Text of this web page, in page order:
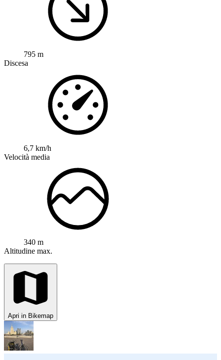
795 m
Discesa
6,7 km/h
Velocità media
340 m
Altitudine max.
Apri in Bikemap